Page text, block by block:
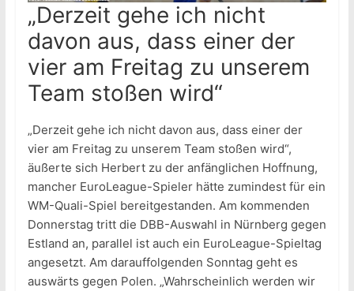
„Derzeit gehe ich nicht
davon aus, dass einer der
vier am Freitag zu unserem
Team stoßen wird“
„Derzeit gehe ich nicht davon aus, dass einer der
vier am Freitag zu unserem Team stoßen wird“,
äußerte sich Herbert zu der anfänglichen Hoffnung,
mancher EuroLeague-Spieler hätte zumindest für ein
WM-Quali-Spiel bereitgestanden. Am kommenden
Donnerstag tritt die DBB-Auswahl in Nürnberg gegen
Estland an, parallel ist auch ein EuroLeague-Spieltag
angesetzt. Am darauffolgenden Sonntag geht es
auswärts gegen Polen. „Wahrscheinlich werden wir